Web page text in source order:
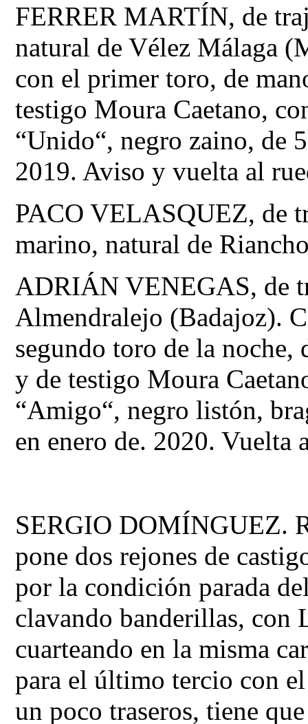
FERRER MARTÍN, de
natural de Vélez Málaga
con el primer toro, de
testigo Moura Caetano,
“Unido“, negro zaino, de
2019. Aviso y vuelta al
PACO VELASQUEZ, de
marino, natural de
ADRIÁN VENEGAS, de
Almendralejo (Badajoz).
segundo toro de la noche,
y de testigo Moura
“Amigo“, negro listón,
en enero de. 2020. Vuelta
SERGIO DOMÍNGUEZ.
pone dos rejones de
por la condición parada
clavando banderillas, con
cuarteando en la misma
para el último tercio con
un poco traseros, tiene